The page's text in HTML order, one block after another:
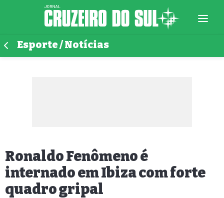
Esporte / Notícias
Ronaldo Fenômeno é
internado em Ibiza com forte
quadro gripal